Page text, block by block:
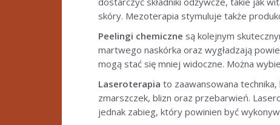
skóry. Mezoterapia stymuluje także
Peelingi chemiczne są kolejnym
martwego naskórka oraz wygładzają
mogą stać się mniej widoczne. Można
Laseroterapia to zaawansowana
zmarszczek, blizn oraz przebarwień.
jednak zabieg, który powinien być